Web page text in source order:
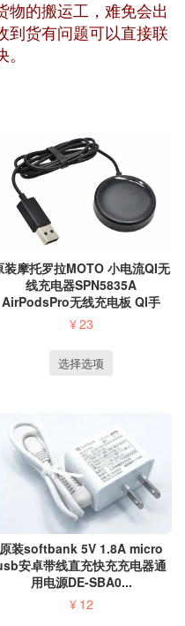
物的搬运工，难免会出
到货有问题可以直接联
装摩托罗拉MOTO 小电流QI无
线充电器SPN5835A
AirPodsPro无线充电板 QI手
表...
¥23
选择选项
原装softbank 5V 1.8A micro
安卓带线直充快充充电器通
用电源DE-SBA0...
¥ 12